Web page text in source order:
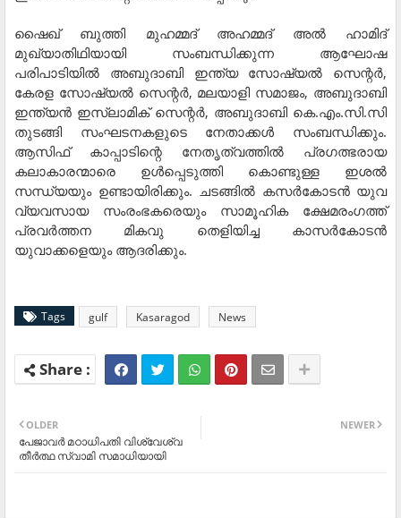
ഷൈഖ് ബുത്തി മുഹമ്മദ് അഹമ്മദ് അല്‍ ഹാമിദ്
മുഖ്യാതിഥിയായി സംബന്ധിക്കുന്ന ആഘോഷ
പരിപാടിയില്‍ അബുദാബി ഇന്ത്യ സോഷ്യല്‍ സെന്റര്‍,
കേരള സോഷ്യല്‍ സെന്റര്‍, മലയാളി സമാജം, അബുദാബി
ഇന്ത്യന്‍ ഇസ്ലാമിക് സെന്റര്‍, അബുദാബി കെ.എം.സി.സി
തുടങ്ങി സംഘടനകളുടെ നേതാക്കള്‍ സംബന്ധിക്കും.
ആസിഫ് കാപ്പാടിന്റെ നേതൃത്വത്തില്‍ പ്രഗത്ഭരായ
കലാകാരന്മാരെ ഉള്‍പ്പെടുത്തി കൊണ്ടുള്ള ഇശല്‍
സന്ധ്യയും ഉണ്ടായിരിക്കും. ചടങ്ങില്‍ കസര്‍കോടന്‍ യുവ
വ്യവസായ സംരംഭകരെയും സാമൂഹിക ക്ഷേമരംഗത്ത്
പ്രവര്‍ത്തന മികവു തെളിയിച്ച കാസര്‍കോടന്‍
യുവാക്കളെയും ആദരിക്കും.
Tags gulf Kasaragod News
NEWER
OLDER
പേജാവര്‍ മഠാധിപതി വിശ്വേശ്വ
തീര്‍ത്ഥ സ്വാമി സമാധിയായി